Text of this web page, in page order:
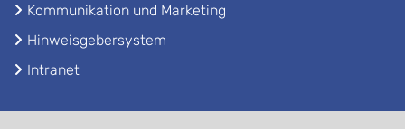
Kommunikation und Marketing
Hinweisgebersystem
Intranet